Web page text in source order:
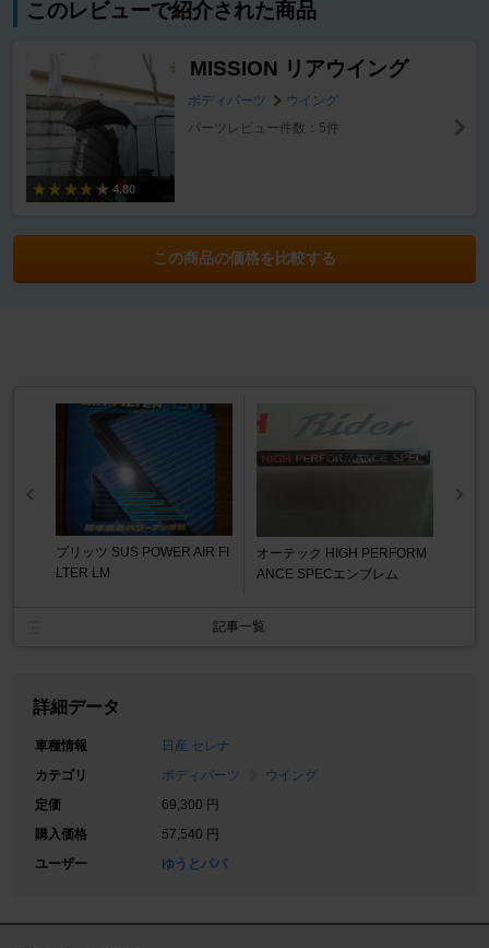
このレビューで紹介された商品
4.80
MISSION リアウイング
ボディパーツ
ウイング
パーツレビュー件数：5件
この商品の価格を比較する
ブリッツ SUS POWER AIR FI
LTER LM
オーテック HIGH PERFORM
ANCE SPECエンブレム
記事一覧
詳細データ
車種情報
日産 セレナ
カテゴリ
ボディパーツ
ウイング
定価
69,300 円
購入価格
57,540 円
ユーザー
ゆうとパパ